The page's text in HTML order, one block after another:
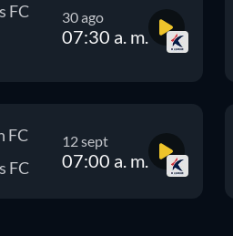
FC
30 ago
07:30 a. m.
FC
FC
12 sept
07:00 a. m.